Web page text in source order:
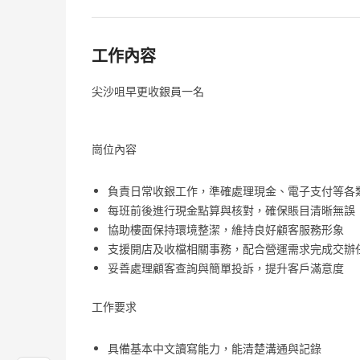
工作內容
尖沙咀早更收銀員一名
崗位內容
負責日常收銀工作，準確處理現金、電子支付等各
每班前後進行現金點算與核對，確保賬目清晰無誤
協助樓面保持環境整潔，維持良好顧客服務形象
支援開店及收檔相關事務，配合營運需求完成交辦
妥善處理顧客查詢與簡單投訴，提升客戶滿意度
工作要求
具備基本中文讀寫能力，能清楚溝通與記錄